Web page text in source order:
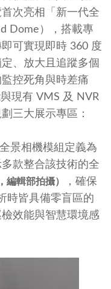
次亮相「新一代全
Dome），搭載專
可實現即時 360 度
、放大且追蹤多個
控死角與時差痛
現有 VMS 及 NVR
三大展示專區：
景相機模組定義為
款整合該技術的全
編輯部拍攝）
，確保
時皆具備零盲區的
效能與智慧環境感